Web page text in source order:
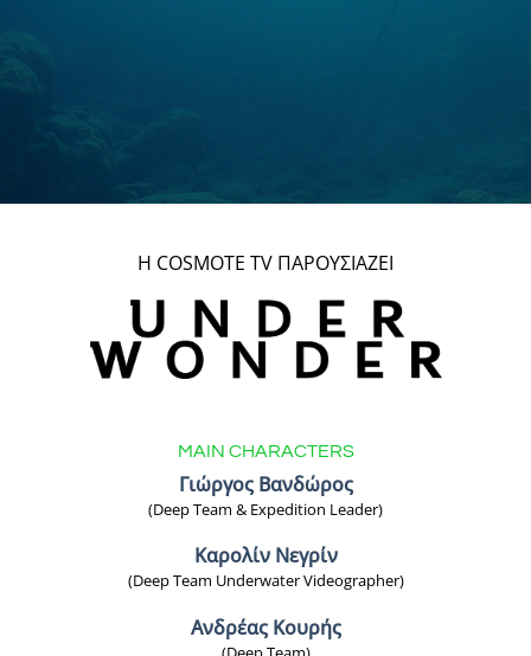
Η COSMOTE TV ΠΑΡΟΥΣΙΑΖΕΙ
MAIN CHARACTERS
Γιώργος Βανδώρος
(Deep Team & Expedition Leader)
Καρολίν Νεγρίν
(Deep Team Underwater Videographer)
Ανδρέας Κουρής